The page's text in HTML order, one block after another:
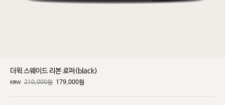
더윅 스웨이드 리본 로퍼(black)
KRW 210,000원 179,000원